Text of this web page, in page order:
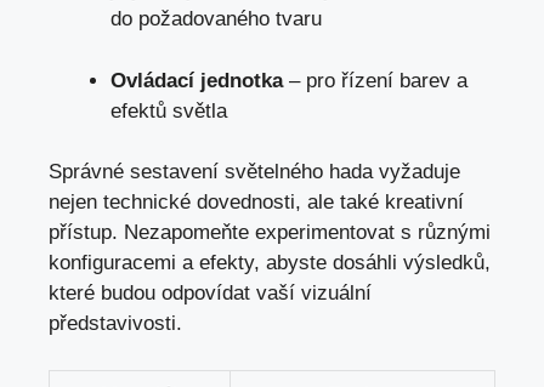
do požadovaného tvaru
Ovládací jednotka– pro řízení barev a
efektů světla
Správné sestavení světelného hada vyžaduje
nejen technické dovednosti, ale také kreativní
přístup. Nezapomeňte experimentovat s různými
konfiguracemi a efekty, abyste dosáhli výsledků,
které budou odpovídat vaší vizuální
představivosti.